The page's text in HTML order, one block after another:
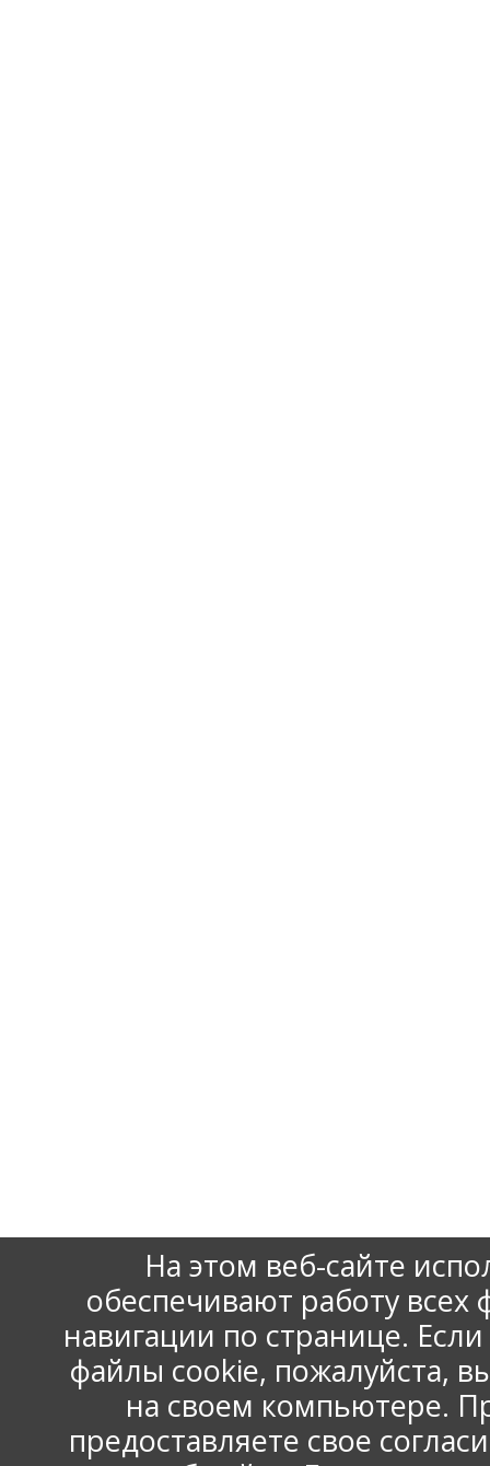
www.np-ace.ru
На этом веб-сайте
обеспечивают работу
навигации по странице.
файлы cookie, пожалуйста,
на своем компьютере.
предоставляете свое